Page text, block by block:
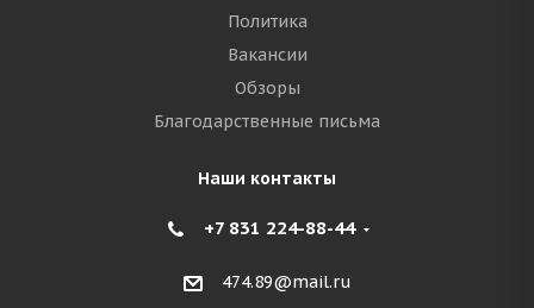
Политика
Вакансии
Обзоры
Благодарственные письма
Наши контакты
+7 831 224-88-44
474.89@mail.ru